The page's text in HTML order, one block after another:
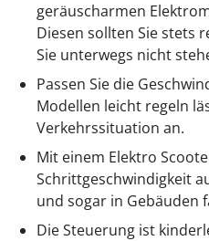
geräuscharmen
Diesen sollten Sie stets
Sie unterwegs nicht
Passen Sie die
Modellen leicht regeln
Verkehrssituation an.
Mit einem Elektro
Schrittgeschwindigkeit
und sogar in Gebäuden
Die Steuerung ist